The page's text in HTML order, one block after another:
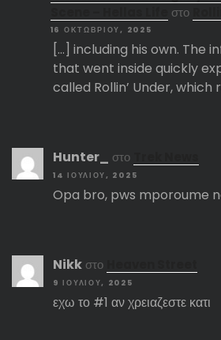
στο
16 ΟΚΤΩΒΡΊΟΥ, 2025
[…] including his own. The
that went inside quickly
called Rollin’ Under, which
Hunter_ στο
14 ΙΟΥΛΊΟΥ, 2025
Opa bro, pws mporoume
Nikk στο
9 ΙΟΥΛΊΟΥ, 2025
εχω το #1 αν χρειαζεστε κατι